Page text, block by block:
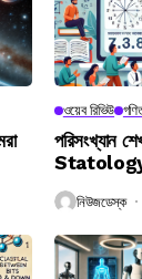
ওয়েব রিভিউ
পরিসংখ্যান
নিউজডেস্ক